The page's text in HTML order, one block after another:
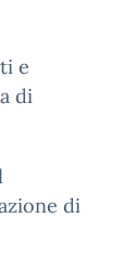
e
di
di